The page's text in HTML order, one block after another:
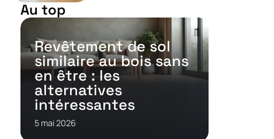
Au top
Revêtement de sol
similaire au bois sans
en être : les
alternatives
intéressantes
5 mai 2026